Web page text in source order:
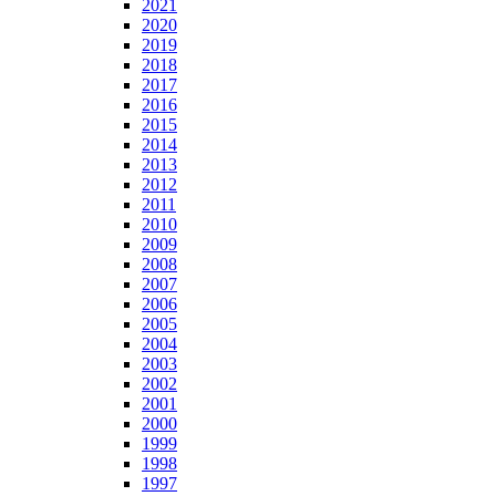
2021
2020
2019
2018
2017
2016
2015
2014
2013
2012
2011
2010
2009
2008
2007
2006
2005
2004
2003
2002
2001
2000
1999
1998
1997